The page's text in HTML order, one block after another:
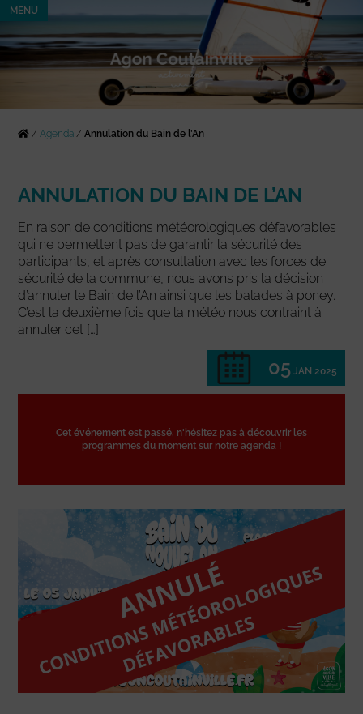
MENU
/Agenda /Annulation du Bain de l’An
ANNULATION DU BAIN DE L’AN
En raison de conditions météorologiques défavorables
qui ne permettent pas de garantir la sécurité des
participants, et après consultation avec les forces de
sécurité de la commune, nous avons pris la décision
d’annuler le Bain de l’An ainsi que les balades à poney.
C’est la deuxième fois que la météo nous contraint à
annuler cet […]
05 JAN 2025
Cet événement est passé, n'hésitez pas à découvrir les
programmes du moment sur notre agenda !